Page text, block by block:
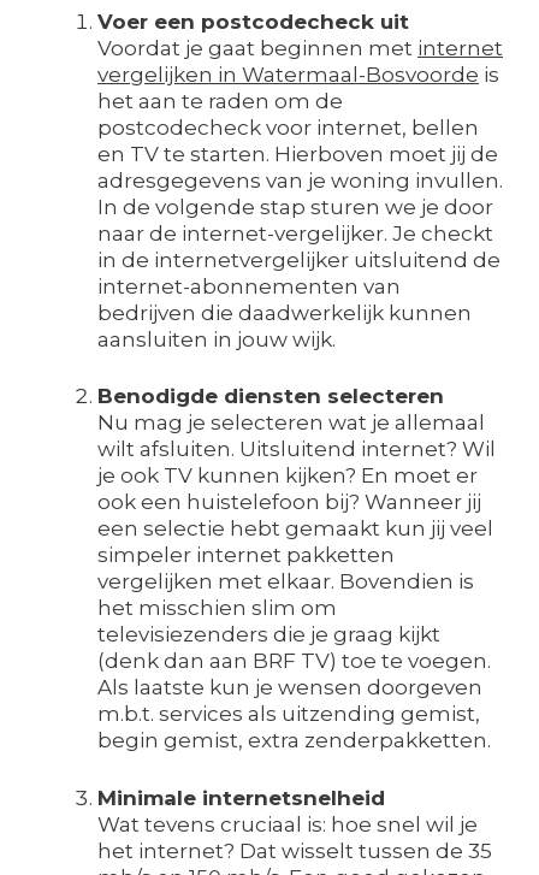
Voer een postcodecheck uit
Voordat je gaat beginnen met internet
vergelijken in Watermaal-Bosvoorde is
het aan te raden om de
postcodecheck voor internet, bellen
en TV te starten. Hierboven moet jij de
adresgegevens van je woning invullen.
In de volgende stap sturen we je door
naar de internet-vergelijker. Je checkt
in de internetvergelijker uitsluitend de
internet-abonnementen van
bedrijven die daadwerkelijk kunnen
aansluiten in jouw wijk.
Benodigde diensten selecteren
Nu mag je selecteren wat je allemaal
wilt afsluiten. Uitsluitend internet? Wil
je ook TV kunnen kijken? En moet er
ook een huistelefoon bij? Wanneer jij
een selectie hebt gemaakt kun jij veel
simpeler internet pakketten
vergelijken met elkaar. Bovendien is
het misschien slim om
televisiezenders die je graag kijkt
(denk dan aan BRF TV) toe te voegen.
Als laatste kun je wensen doorgeven
m.b.t. services als uitzending gemist,
begin gemist, extra zenderpakketten.
Minimale internetsnelheid
Wat tevens cruciaal is: hoe snel wil je
het internet? Dat wisselt tussen de 35